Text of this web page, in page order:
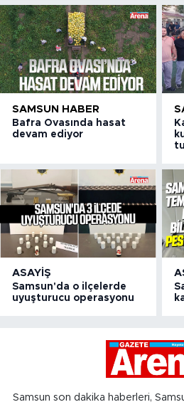
SAMSUN HABER
Bafra Ovasında hasat
devam ediyor
ASAYIŞ
Samsun'da o ilçelerde
uyuşturucu operasyonu
Samsun son dakika haberleri,